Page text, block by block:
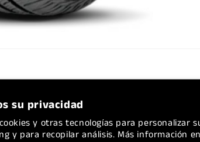
su privacidad
y otras tecnologías para personalizar
y para recopilar análisis. Más información